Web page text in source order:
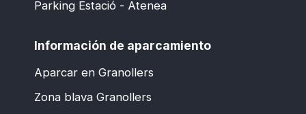
Parking Estació - Atenea
Información de aparcamiento
Aparcar en Granollers
Zona blava Granollers